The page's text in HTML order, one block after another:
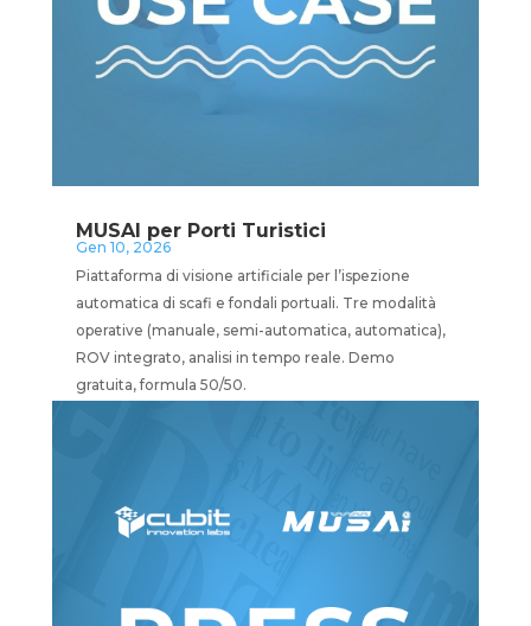
MUSAI per Porti Turistici
Gen 10, 2026
Piattaforma di visione artificiale per l’ispezione
automatica di scafi e fondali portuali. Tre modalità
operative (manuale, semi-automatica, automatica),
ROV integrato, analisi in tempo reale. Demo
gratuita, formula 50/50.